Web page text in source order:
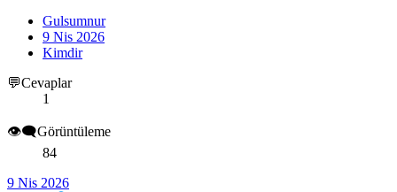
Gulsumnur
9 Nis 2026
Kimdir
💬Cevaplar
1
👁️‍🗨️Görüntüleme
84
9 Nis 2026